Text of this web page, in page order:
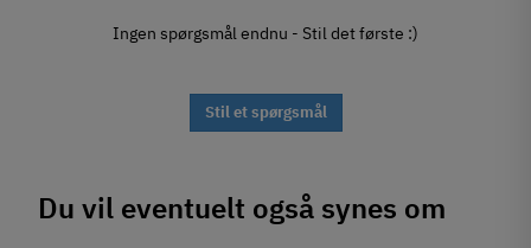
Ingen spørgsmål endnu - Stil det første :)
Stil et spørgsmål
Du vil eventuelt også synes om